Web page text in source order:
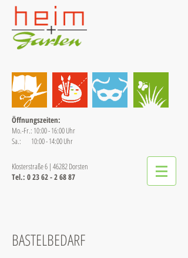
​Öffnungszeiten:
Mo.-Fr.: 10:00 - 16:00 Uhr
Sa.: 10:00 - 14:00 Uhr
​Klosterstraße 6 | 46282 Dorsten
​Tel.: 0 23 62 - 2 68 87
BASTELBEDARF